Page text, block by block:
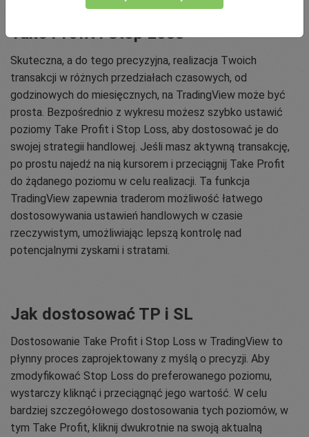
Take Profit i Stop Loss
Skuteczna, a do tego precyzyjna, realizacja Twoich
transakcji w różnych przedziałach czasowych, od
godzinowych do miesięcznych, na TradingView może być
prosta. Bezpośrednio z wykresu możesz szybko ustawić
poziomy Take Profit i Stop Loss, aby dostosować je do
swojej strategii handlowej. Jeśli masz aktywną transakcję,
po prostu najedź na nią kursorem i przeciągnij Take Profit
do żądanego poziomu w celu realizacji. Ta funkcja
TradingView zapewnia traderom możliwość łatwego
dostosowywania ustawień handlowych w czasie
rzeczywistym, umożliwiając lepszą kontrolę nad
potencjalnymi zyskami i stratami.
Jak dostosować TP i SL
Dostosowanie Take Profit i Stop Loss w TradingView to
płynny proces zaprojektowany z myślą o precyzji. Aby
zmodyfikować Stop Loss do preferowanego poziomu,
wystarczy kliknąć i przeciągnąć jego wartość. W celu
bardziej szczegółowego dostosowania tych poziomów, w
tym Take Profit, kliknij dwukrotnie na swoją aktualną